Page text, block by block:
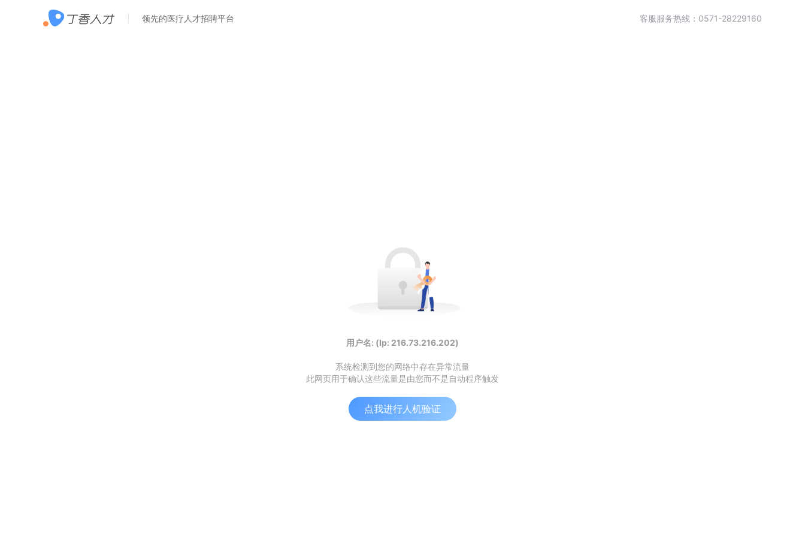
领先的医疗人才招聘平台 客服服务热线：0571-28229160
用户名: (Ip: 216.73.216.202)
系统检测到您的网络中存在异常流量
此网页用于确认这些流量是由您而不是自动程序触发
点我进行人机验证